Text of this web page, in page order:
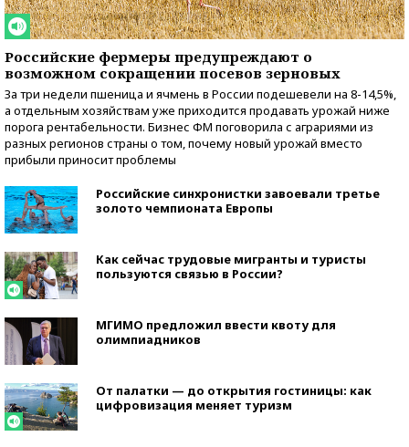
Российские фермеры предупреждают о
возможном сокращении посевов зерновых
За три недели пшеница и ячмень в России подешевели на 8-14,5%,
а отдельным хозяйствам уже приходится продавать урожай ниже
порога рентабельности. Бизнес ФМ поговорила с аграриями из
разных регионов страны о том, почему новый урожай вместо
прибыли приносит проблемы
Российские синхронистки завоевали третье
золото чемпионата Европы
Как сейчас трудовые мигранты и туристы
пользуются связью в России?
МГИМО предложил ввести квоту для
олимпиадников
От палатки — до открытия гостиницы: как
цифровизация меняет туризм